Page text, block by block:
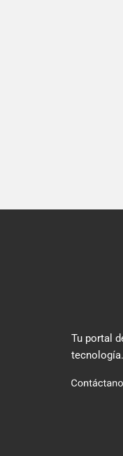
Tu portal
tecnología.